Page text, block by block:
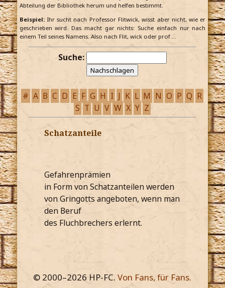
Jetzt Fanclub-Mitglied werden!
Abteilung der Bibliothek herum und helfen bestimmt.
Beispiel:Ihr sucht nach Professor Flitwick, wisst aber nicht, wie er
geschrieben wird. Das macht gar nichts: Suche einfach nur nach
einem Teil seines Namens. Also nach Flit, wick oder prof …
Suche:
# A B C D E F G H I J K L M N O P Q R
S T U V W X Y Z
Schatzanteile
Gefahrenprämien
in Form von Schatzanteilen werden
von Gringotts angeboten, wenn man
den Beruf
des Fluchbrechers erlernt.
© 2000–2026 HP-FC.Von Fans, für Fans.